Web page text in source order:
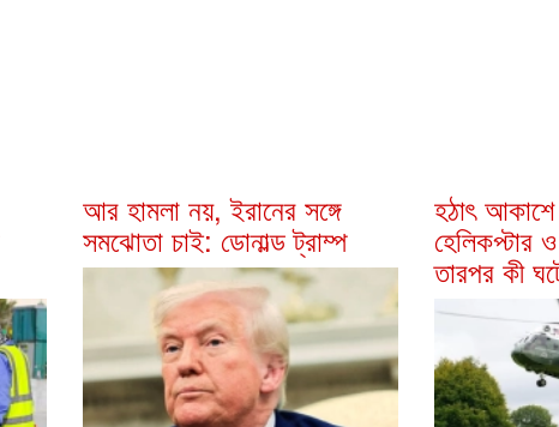
আর হামলা নয়, ইরানের সঙ্গে
সমঝোতা চাই: ডোনাল্ড ট্রাম্প
হঠাৎ
হেলিকপ্টার ও
তারপর কী